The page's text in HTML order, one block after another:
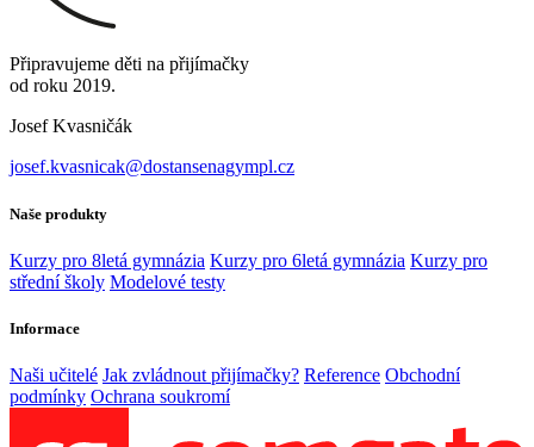
Připravujeme děti na přijímačky
od roku 2019.
Josef Kvasničák
josef.kvasnicak@dostansenagympl.cz
Naše produkty
Kurzy pro 8letá gymnázia Kurzy pro 6letá gymnázia Kurzy pro
střední školy Modelové testy
Informace
Naši učitelé Jak zvládnout přijímačky? Reference Obchodní
podmínky Ochrana soukromí